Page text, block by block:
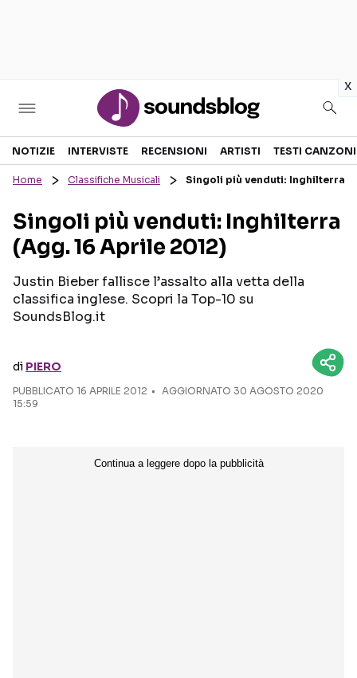
x
Sezioni
RECENSIONI MUSICALI
INTERVISTE
GOSSIP E CURIOSITÀ
TESTI CANZONI
TOUR ED EVENTI
TALENT SHOW
Seguici sui social
NOTIZIE INTERVISTE RECENSIONI ARTISTI TESTI CANZONI
Home Classifiche Musicali Singoli più venduti: Inghilterra
Singoli più venduti: Inghilterra
(Agg. 16 Aprile 2012)
Justin Bieber fallisce l’assalto alla vetta della
classifica inglese. Scopri la Top-10 su
SoundsBlog.it
di PIERO
PUBBLICATO 16 APRILE 2012
AGGIORNATO 30 AGOSTO 2020
15:59